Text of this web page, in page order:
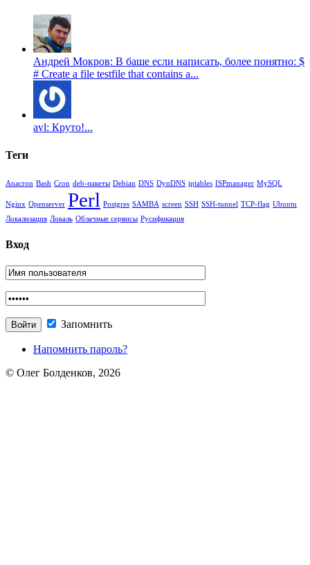
Андрей Мокров: В баше если написать, более понятно: $
# Create a file testfile that contains a...
avl: Круто!...
Теги
Anacron Bash Cron deb-пакеты Debian DNS DynDNS iptables ISPmanager MySQL
Nginx Openserver Perl Postgres SAMBA screen SSH SSH-tunnel TCP-flag Ubuntu
Локализация Локаль Облачные сервисы Русификация
Вход
Запомнить
Напомнить пароль?
© Олег Болденков, 2026